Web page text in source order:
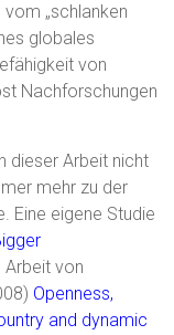
„schlanken
globales
von
Nachforschungen
dieser Arbeit nicht
mehr zu der
Eine eigene Studie
Arbeit von
Openness,
and dynamic